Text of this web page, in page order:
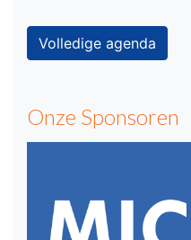
Volledige agenda
Onze Sponsoren